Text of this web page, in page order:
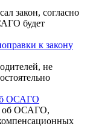
закон, согласно
будет
к закону
не
ОСАГО
об ОСАГО,